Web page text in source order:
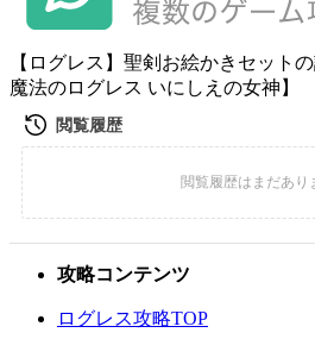
【ログレス】聖剣お絵かきセット
魔法のログレス いにしえの女神】
攻略コンテンツ
ログレス攻略TOP